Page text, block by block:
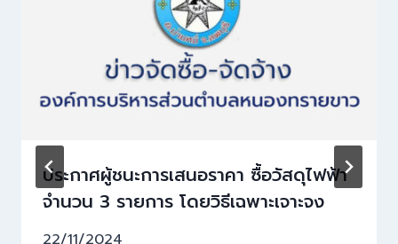
ประกาศผู้ชนะการเสนอราคา ซื้อวัสดุไฟฟ้า
จำนวน 3 รายการ โดยวิธีเฉพาะเจาะจง
22/11/2024